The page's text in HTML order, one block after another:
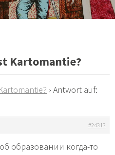
Kartomantie?
› Antwort auf:
#24313
образовании когда-то